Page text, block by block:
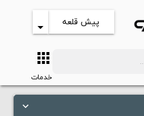
پیش قلعه arrow_drop_down
apps
خدمات
keyboard_arrow_down